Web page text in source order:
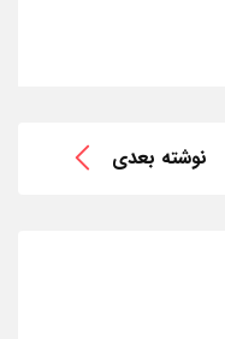
نوشته بعدی